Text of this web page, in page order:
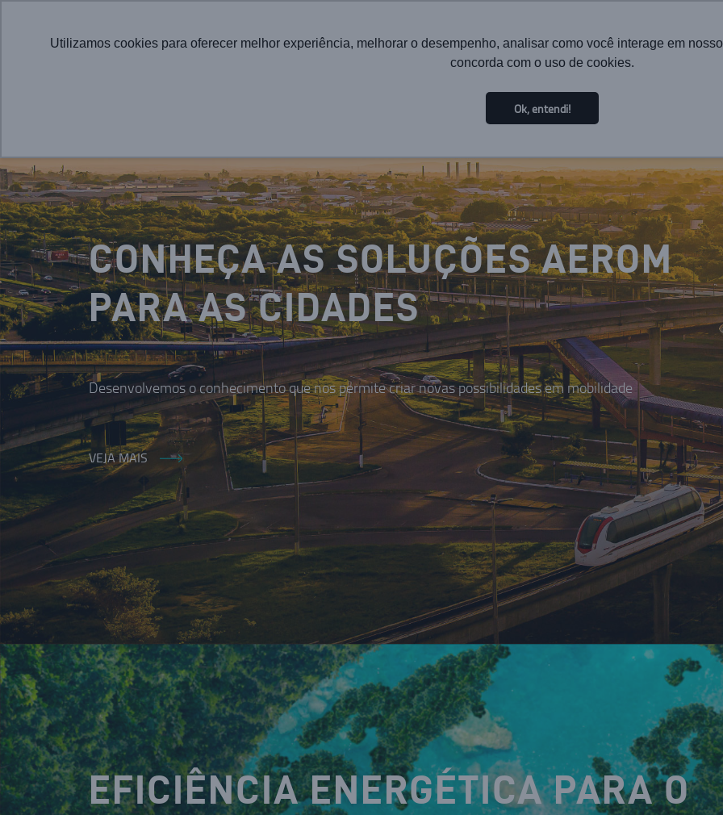
Utilizamos cookies para oferecer melhor experiência, melhorar o desempenho, analisar como você interage em
concorda com o uso de cookies.
Ok, entendi!
INSTITUTIONAL TECHNOLOGY
CONHEÇA AS SOLUÇÕES AEROM
PARA AS CIDADES
Desenvolvemos o conhecimento que nos permite criar novas possibilidades em mobilidade
VEJA MAIS
EFICIÊNCIA ENERGÉTICA PARA O